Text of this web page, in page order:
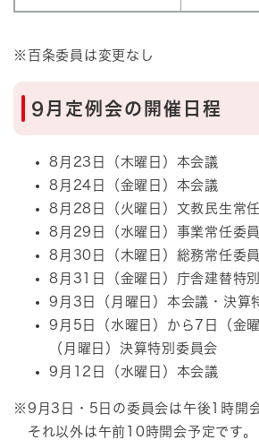
※百条委員は変更なし
9月定例会の開催日程
8月23日（木曜日）本会議
8月24日（金曜日）本会議
8月28日（火曜日）文教民生常
8月29日（水曜日）事業常任委
8月30日（木曜日）総務常任委
8月31日（金曜日）庁舎建替特
9月3日（月曜日）本会議・決算
9月5日（水曜日）から7日（金
（月曜日）決算特別委員会
9月12日（水曜日）本会議
※9月3日・5日の委員会は午後1時開会
それ以外は午前10時開会予定です。